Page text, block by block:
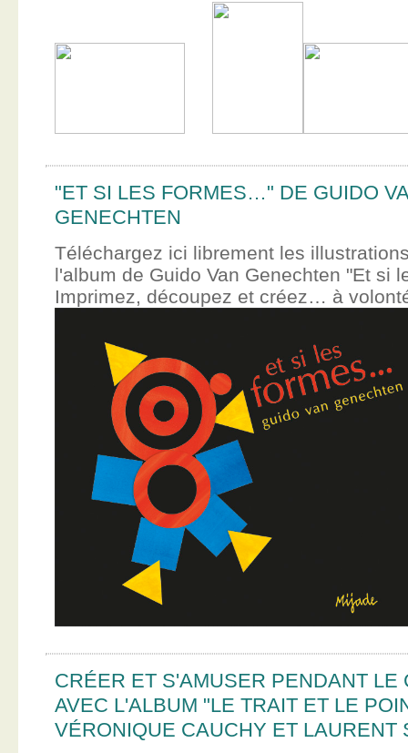
"ET SI LES FORMES…" DE GUIDO
GENECHTEN
Téléchargez ici librement les
l'album de Guido Van Genechten "Et si
Imprimez, découpez et créez… à
CRÉER ET S'AMUSER PENDANT LE
AVEC L'ALBUM "LE TRAIT ET LE
VÉRONIQUE CAUCHY ET LAURENT